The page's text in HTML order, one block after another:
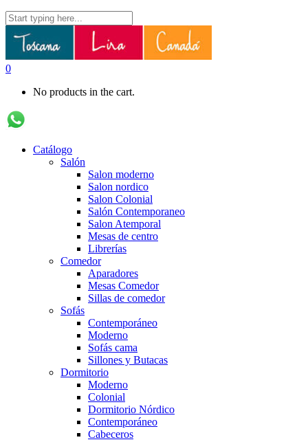
0
No products in the cart.
Catálogo
Salón
Salon moderno
Salon nordico
Salon Colonial
Salón Contemporaneo
Salon Atemporal
Mesas de centro
Librerías
Comedor
Aparadores
Mesas Comedor
Sillas de comedor
Sofás
Contemporáneo
Moderno
Sofás cama
Sillones y Butacas
Dormitorio
Moderno
Colonial
Dormitorio Nórdico
Contemporáneo
Cabeceros